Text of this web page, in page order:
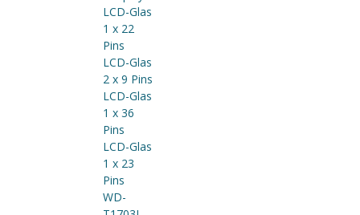
LCD-Glas
1 x 22
Pins
LCD-Glas
2 x 9 Pins
LCD-Glas
1 x 36
Pins
LCD-Glas
1 x 23
Pins
WD-